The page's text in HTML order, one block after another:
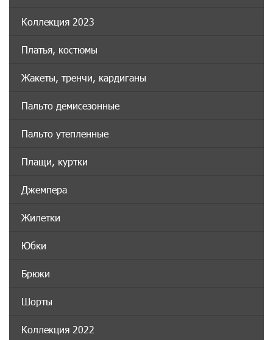
Коллекция 2023
Платья, костюмы
Жакеты, тренчи, кардиганы
Пальто демисезонные
Пальто утепленные
Плащи, куртки
Джемпера
Жилетки
Юбки
Брюки
Шорты
Коллекция 2022